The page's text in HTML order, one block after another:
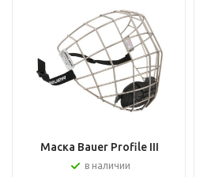
Маска Bauer Profile III
в наличии